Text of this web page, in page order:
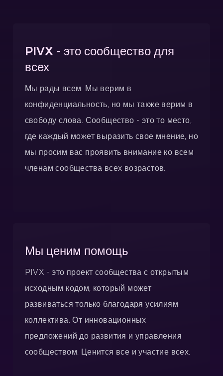
PIVX - это сообщество для
всех
Мы рады всем. Мы верим в
конфиденциальность, но мы также верим в
свободу слова. Сообщество - это то место,
где каждый может выразить свое мнение, но
мы просим вас проявить внимание ко всем
членам сообщества всех возрастов.
Мы ценим помощь
PIVX - это проект сообщества с открытым
исходным кодом, который может
развиваться только благодаря усилиям
коллектива. От инновационных
предложений до развития и управления
сообществом. Ценится все и участие всех.